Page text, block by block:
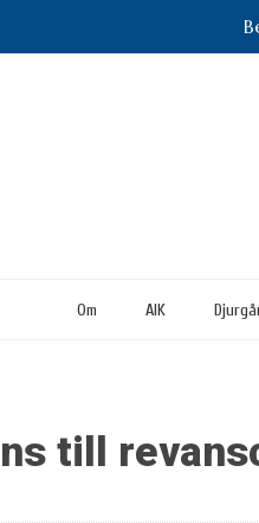
Om AIK
till